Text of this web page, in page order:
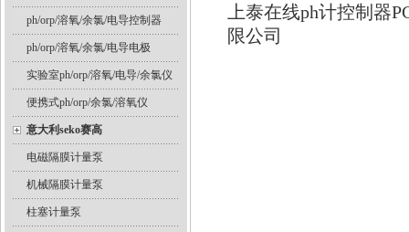
ph/orp/溶氧/余氯/电导控制器
ph/orp/溶氧/余氯/电导电极
实验室ph/orp/溶氧/电导/余氯仪
便携式ph/orp/余氯/溶氧仪
意大利seko赛高
电磁隔膜计量泵
机械隔膜计量泵
柱塞计量泵
上泰在线ph计控制器
限公司